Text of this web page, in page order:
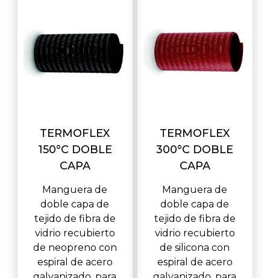
TERMOFLEX
150°C DOBLE
CAPA
Manguera de
doble capa de
tejido de fibra de
vidrio recubierto
de neopreno con
espiral de acero
TERMOFLEX
300°C DOBLE
CAPA
Manguera de
doble capa de
tejido de fibra de
vidrio recubierto
de silicona con
espiral de acero